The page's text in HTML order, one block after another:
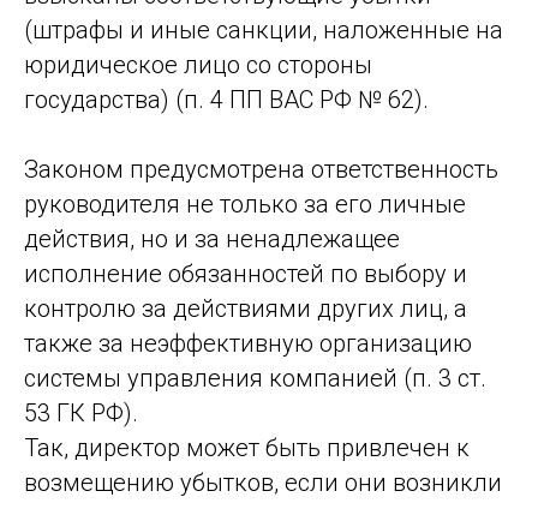
(штрафы и иные санкции, наложенные на
юридическое лицо со стороны
государства) (п. 4 ПП ВАС РФ № 62).
Законом предусмотрена ответственность
руководителя не только за его личные
действия, но и за ненадлежащее
исполнение обязанностей по выбору и
контролю за действиями других лиц, а
также за неэффективную организацию
системы управления компанией (п. 3 ст.
53 ГК РФ).
Так, директор может быть привлечен к
возмещению убытков, если они возникли